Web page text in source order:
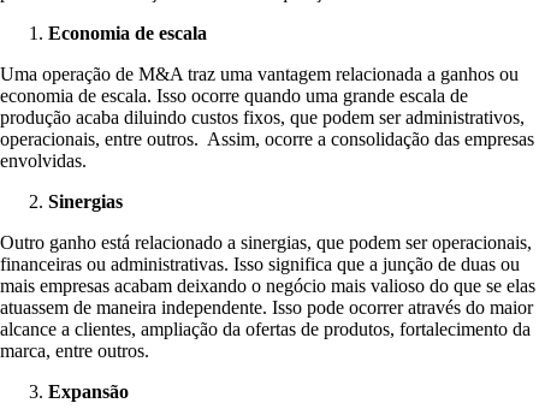
Economia de escala
Uma operação de M&A traz uma vantagem relacionada a ganhos ou
economia de escala. Isso ocorre quando uma grande escala de
produção acaba diluindo custos fixos, que podem ser administrativos,
operacionais, entre outros. Assim, ocorre a consolidação das empresas
envolvidas.
Sinergias
Outro ganho está relacionado a sinergias, que podem ser operacionais,
financeiras ou administrativas. Isso significa que a junção de duas ou
mais empresas acabam deixando o negócio mais valioso do que se elas
atuassem de maneira independente. Isso pode ocorrer através do maior
alcance a clientes, ampliação da ofertas de produtos, fortalecimento da
marca, entre outros.
Expansão